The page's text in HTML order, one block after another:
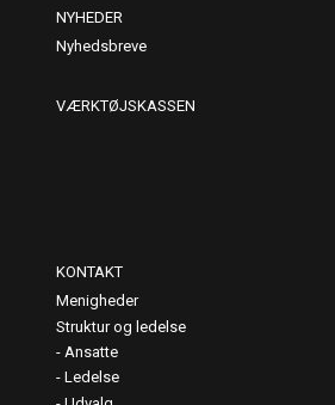
NYHEDER
Nyhedsbreve
VÆRKTØJSKASSEN
KONTAKT
Menigheder
Struktur og ledelse
Ansatte
Ledelse